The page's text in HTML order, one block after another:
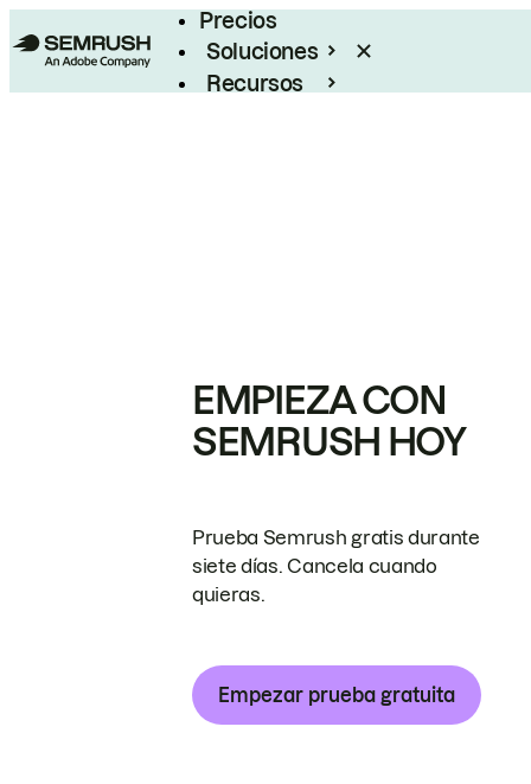
Precios
Soluciones
Recursos
EMPIEZA CON
SEMRUSH HOY
Prueba Semrush gratis durante
siete días. Cancela cuando
quieras.
Empezar prueba gratuita